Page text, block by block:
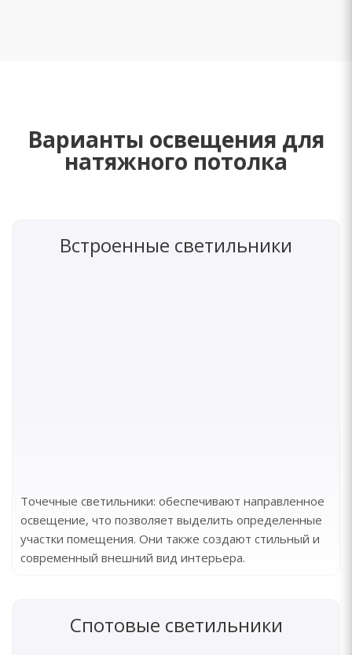
Варианты освещения для
натяжного потолка
Встроенные светильники
Точечные светильники: обеспечивают направленное
освещение, что позволяет выделить определенные
участки помещения. Они также создают стильный и
современный внешний вид интерьера.
Спотовые светильники